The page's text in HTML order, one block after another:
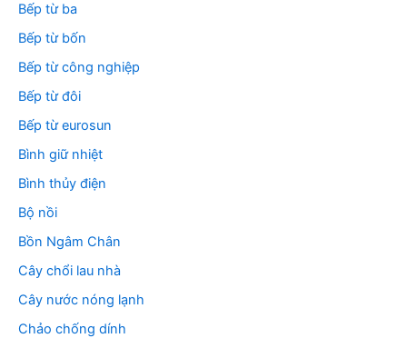
Bếp từ ba
Bếp từ bốn
Bếp từ công nghiệp
Bếp từ đôi
Bếp từ eurosun
Bình giữ nhiệt
Bình thủy điện
Bộ nồi
Bồn Ngâm Chân
Cây chổi lau nhà
Cây nước nóng lạnh
Chảo chống dính